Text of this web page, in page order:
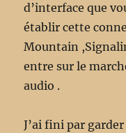
d’interface que
établir cette
Mountain
entre sur le
audio .
J’ai fini par